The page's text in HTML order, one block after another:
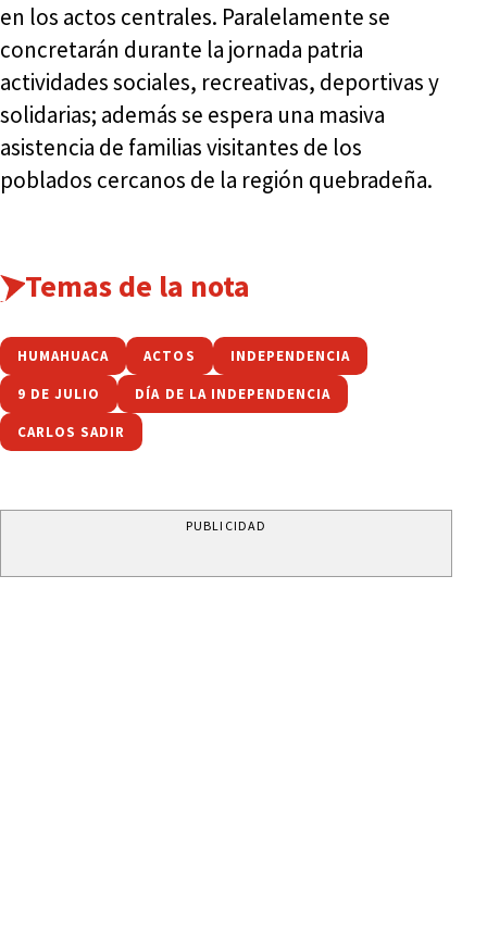
en los actos centrales. Paralelamente se
concretarán durante la jornada patria
actividades sociales, recreativas, deportivas y
solidarias; además se espera una masiva
asistencia de familias visitantes de los
poblados cercanos de la región quebradeña.
Temas de la nota
HUMAHUACA ACTOS INDEPENDENCIA
9 DE JULIO DÍA DE LA INDEPENDENCIA
CARLOS SADIR
PUBLICIDAD